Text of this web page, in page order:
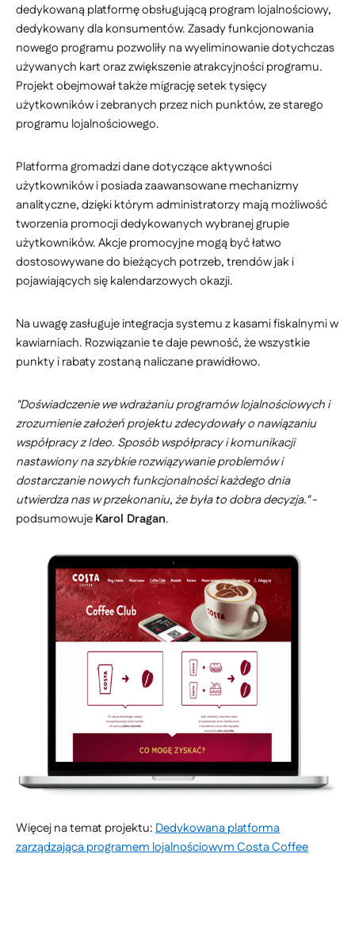
dedykowaną platformę obsługującą program lojalnościowy,
dedykowany dla konsumentów. Zasady funkcjonowania
nowego programu pozwoliły na wyeliminowanie dotychczas
używanych kart oraz zwiększenie atrakcyjności programu.
Projekt obejmował także migrację setek tysięcy
użytkowników i zebranych przez nich punktów, ze starego
programu lojalnościowego.
Platforma gromadzi dane dotyczące aktywności
użytkowników i posiada zaawansowane mechanizmy
analityczne, dzięki którym administratorzy mają możliwość
tworzenia promocji dedykowanych wybranej grupie
użytkowników. Akcje promocyjne mogą być łatwo
dostosowywane do bieżących potrzeb, trendów jak i
pojawiających się kalendarzowych okazji.
Na uwagę zasługuje integracja systemu z kasami fiskalnymi w
kawiarniach. Rozwiązanie te daje pewność, że wszystkie
punkty i rabaty zostaną naliczane prawidłowo.
"Doświadczenie we wdrażaniu programów lojalnościowych i
zrozumienie założeń projektu zdecydowały o nawiązaniu
współpracy z Ideo. Sposób współpracy i komunikacji
nastawiony na szybkie rozwiązywanie problemów i
dostarczanie nowych funkcjonalności każdego dnia
utwierdza nas w przekonaniu, że była to dobra decyzja."-
podsumowujeKarol Dragan.
Więcej na temat projektu: Dedykowana platforma
zarządzająca programem lojalnościowym Costa Coffee